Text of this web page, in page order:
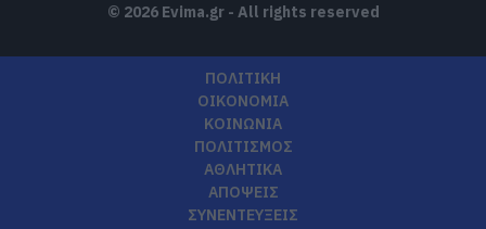
© 2026 Evima.gr - All rights reserved
ΠΟΛΙΤΙΚΗ
ΟΙΚΟΝΟΜΙΑ
ΚΟΙΝΩΝΙΑ
ΠΟΛΙΤΙΣΜΟΣ
ΑΘΛΗΤΙΚΑ
ΑΠΟΨΕΙΣ
ΣΥΝΕΝΤΕΥΞΕΙΣ